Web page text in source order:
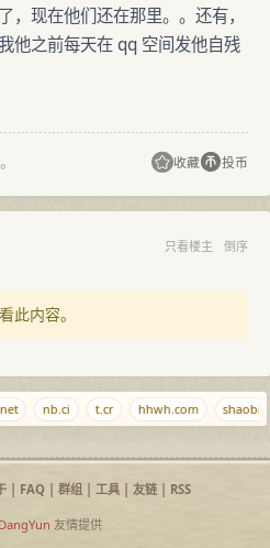
，现在他们还在那里。。还有，
他之前每天在 qq 空间发他自残
收藏 投币
只看楼主 倒序
此内容。
nb.ci t.cr hhwh.com
| FAQ| 群组| 工具| 友链| RSS
DangYun 友情提供